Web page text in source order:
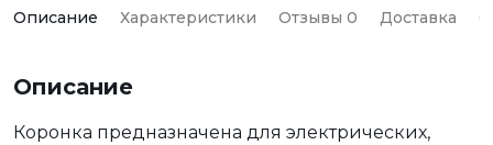
Описание Характеристики Отзывы 0 Доставка
Описание
Коронка предназначена для электрических,